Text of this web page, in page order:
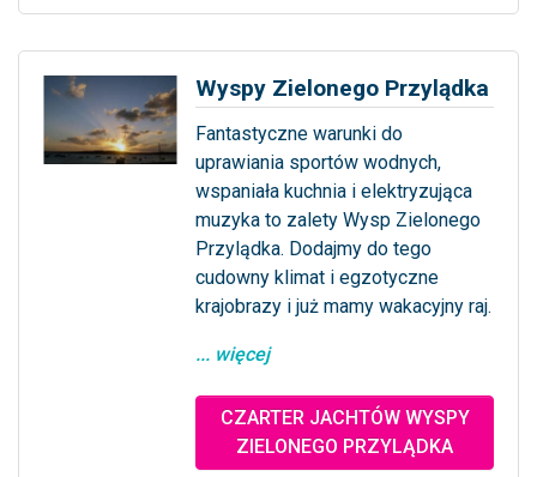
Wyspy Zielonego Przylądka
Fantastyczne warunki do
uprawiania sportów wodnych,
wspaniała kuchnia i elektryzująca
muzyka to zalety Wysp Zielonego
Przylądka. Dodajmy do tego
cudowny klimat i egzotyczne
krajobrazy i już mamy wakacyjny raj.
... więcej
CZARTER JACHTÓW WYSPY
ZIELONEGO PRZYLĄDKA